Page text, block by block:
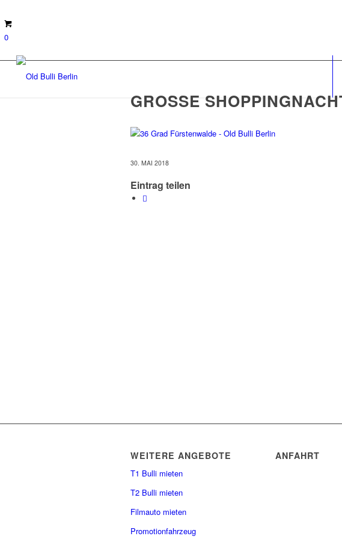
0
GROSSE SHOPPINGNACHT
30. MAI 2018
Eintrag teilen
WEITERE ANGEBOTE
T1 Bulli mieten
T2 Bulli mieten
Filmauto mieten
Promotionfahrzeug
ANFAHRT